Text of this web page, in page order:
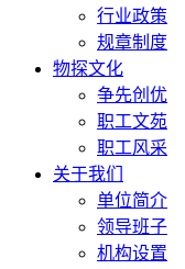
行业政策
规章制度
物探文化
争先创优
职工文苑
职工风采
关于我们
单位简介
领导班子
机构设置